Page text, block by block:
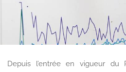
Depuis l’entrée en vigueur du